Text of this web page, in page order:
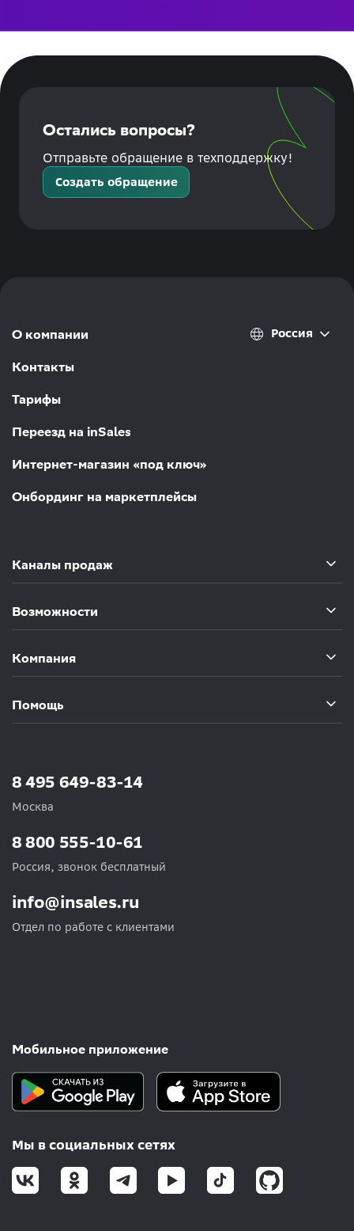
Остались вопросы?
Отправьте обращение в техподдержку!
Создать обращение
О компании
Контакты
Тарифы
Переезд на inSales
Интернет-магазин «под ключ»
Онбординг на маркетплейсы
Россия
Каналы продаж
Возможности
Компания
Помощь
8 495 649-83-14
Москва
info@insales.ru
Отдел по работе с клиентами
8 800 555-10-61
Россия, звонок бесплатный
Мобильное приложение
Мы в социальных сетях